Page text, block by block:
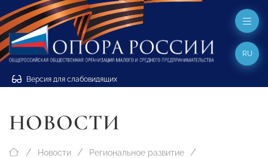
Версия для слабовидящих
RU
НОВОСТИ
Новости Региональное развитие